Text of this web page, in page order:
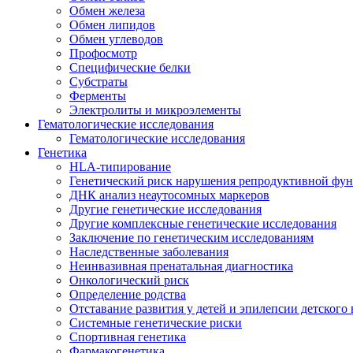
Обмен железа
Обмен липидов
Обмен углеводов
Профосмотр
Специфические белки
Субстраты
Ферменты
Электролиты и микроэлементы
Гематологические исследования
Гематологические исследования
Генетика
HLA-типирование
Генетический риск нарушения репродуктивной
ДНК анализ неаутосомных маркеров
Другие генетические исследования
Другие комплексные генетические исследования
Заключение по генетическим исследованиям
Наследственные заболевания
Неинвазивная пренатальная диагностика
Онкологический риск
Определение родства
Отставание развития у детей и эпилепсии детского
Системные генетические риски
Спортивная генетика